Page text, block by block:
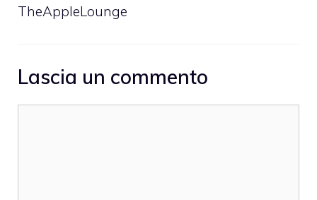
TheAppleLounge
Lascia un commento